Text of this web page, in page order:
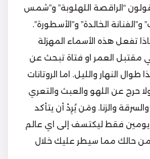
“الراقصة اللهلوبة” و”شمس
و”الفنانة الخالدة” و”الأسطورة”.
تفعل هذه الأسماء المهزلة
مقتبل العمر او فتاة تبحث عن
النهار والليل. اما الروتانات
حرج عن اللهو والعبث والتعري
والزنا. ومَن يُرِدْ أن يتأكد
يومين فقط ليكتسف إلى اي عالم
من حالك مما سيطر عليك خلال